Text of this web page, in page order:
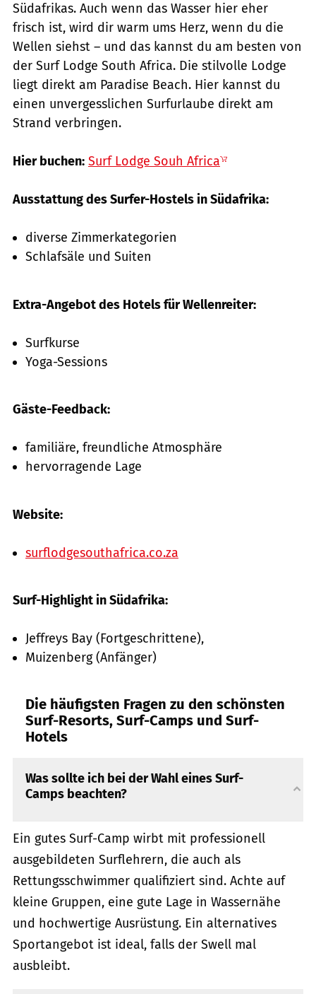
Südafrikas. Auch wenn das Wasser hier eher
frisch ist, wird dir warm ums Herz, wenn du die
Wellen siehst – und das kannst du am besten von
der Surf Lodge South Africa. Die stilvolle Lodge
liegt direkt am Paradise Beach. Hier kannst du
einen unvergesslichen Surfurlaube direkt am
Strand verbringen.
Hier buchen: Surf Lodge Souh Africa
Ausstattung des Surfer-Hostels in Südafrika:
diverse Zimmerkategorien
Schlafsäle und Suiten
Extra-Angebot des Hotels für Wellenreiter:
Surfkurse
Yoga-Sessions
Gäste-Feedback:
familiäre, freundliche Atmosphäre
hervorragende Lage
Website:
surflodgesouthafrica.co.za
Surf-Highlight in Südafrika:
Jeffreys Bay (Fortgeschrittene),
Muizenberg (Anfänger)
Die häufigsten Fragen zu den schönsten
Surf-Resorts, Surf-Camps und Surf-
Hotels
Was sollte ich bei der Wahl eines Surf-
Camps beachten?
Ein gutes Surf-Camp wirbt mit professionell
ausgebildeten Surflehrern, die auch als
Rettungsschwimmer qualifiziert sind. Achte auf
kleine Gruppen, eine gute Lage in Wassernähe
und hochwertige Ausrüstung. Ein alternatives
Sportangebot ist ideal, falls der Swell mal
ausbleibt.